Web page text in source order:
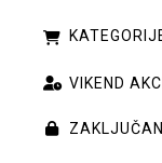
VIKEND